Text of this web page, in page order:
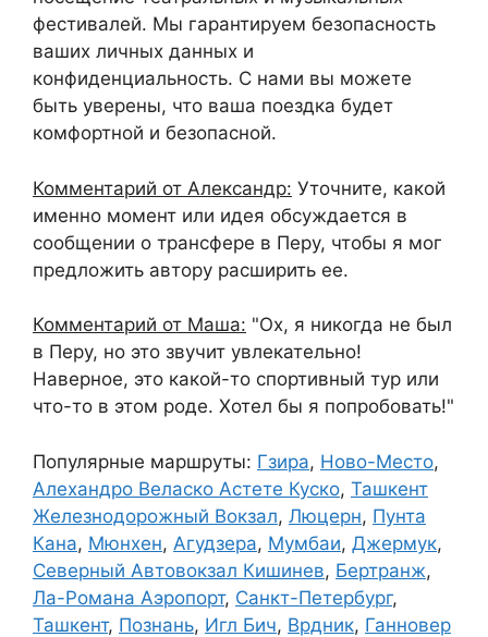
фестивалей. Мы гарантируем безопасность
ваших личных данных и
конфиденциальность. С нами вы можете
быть уверены, что ваша поездка будет
комфортной и безопасной.
Комментарий от Александр: Уточните, какой
именно момент или идея обсуждается в
сообщении о трансфере в Перу, чтобы я мог
предложить автору расширить ее.
Комментарий от Маша: "Ох, я никогда не был
в Перу, но это звучит увлекательно!
Наверное, это какой-то спортивный тур или
что-то в этом роде. Хотел бы я попробовать!"
Популярные маршруты: Гзира, Ново-Место,
Алехандро Веласко Астете Куско, Ташкент
Железнодорожный Вокзал, Люцерн, Пунта
Кана, Мюнхен, Агудзера, Мумбаи, Джермук,
Северный Автовокзал Кишинев, Бертранж,
Ла-Романа Аэропорт, Санкт-Петербург,
Ташкент, Познань, Игл Бич, Врдник, Ганновер